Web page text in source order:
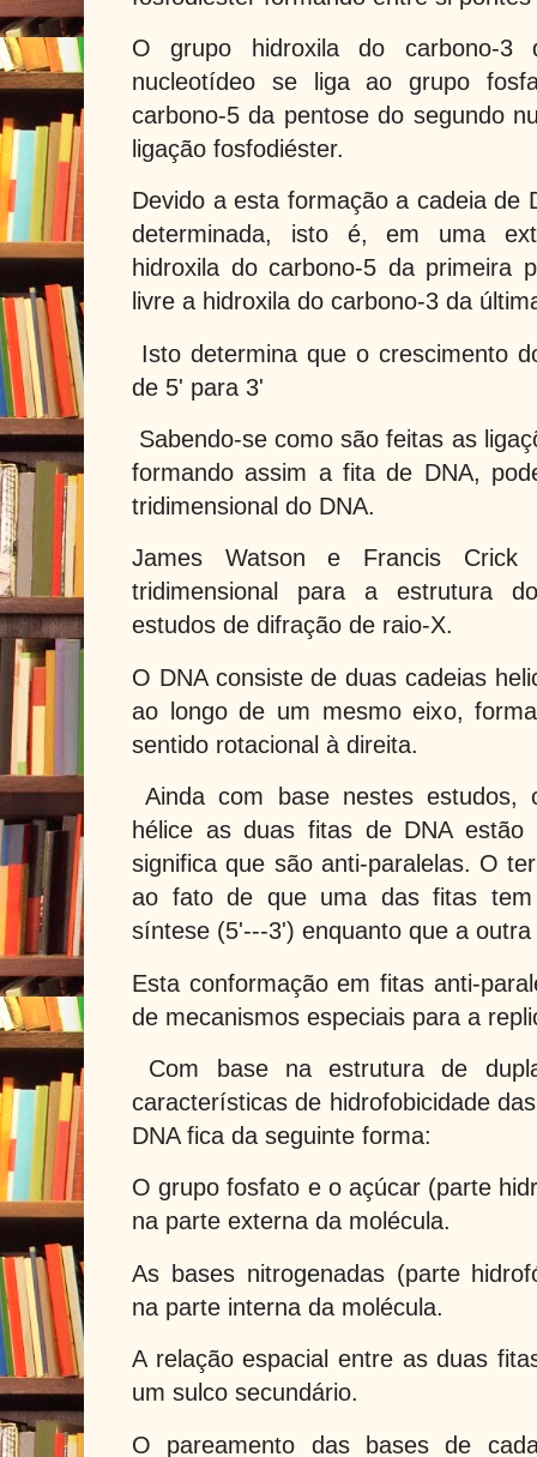
O grupo hidroxila do carbono-3
nucleotídeo se liga ao grupo
carbono-5 da pentose do segundo
ligação fosfodiéster.
Devido a esta formação a cadeia de
determinada, isto é, em uma
hidroxila do carbono-5 da primeira
livre a hidroxila do carbono-3 da
Isto determina que o crescimento
de 5' para 3'
Sabendo-se como são feitas as
formando assim a fita de DNA,
tridimensional do DNA.
James Watson e Francis Crick
tridimensional para a estrutura
estudos de difração de raio-X.
O DNA consiste de duas cadeias
ao longo de um mesmo eixo,
sentido rotacional à direita.
Ainda com base nestes estudos,
hélice as duas fitas de DNA
significa que são anti-paralelas. O
ao fato de que uma das fitas
síntese (5'---3') enquanto que a
Esta conformação em fitas anti-
de mecanismos especiais para a
Com base na estrutura de
características de hidrofobicidade
DNA fica da seguinte forma:
O grupo fosfato e o açúcar (parte
na parte externa da molécula.
As bases nitrogenadas (parte
na parte interna da molécula.
A relação espacial entre as duas
um sulco secundário.
O pareamento das bases de